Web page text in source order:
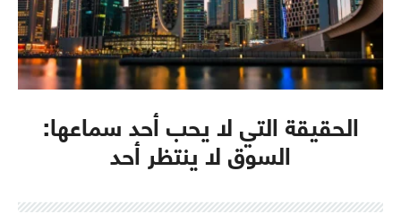
الحقيقة التي لا يحب أحد سماعها:
السوق لا ينتظر أحد